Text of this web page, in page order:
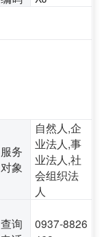
服务
对象
自然人,企
业法人,事
业法人,社
会组织法
人
查询
0937-8826